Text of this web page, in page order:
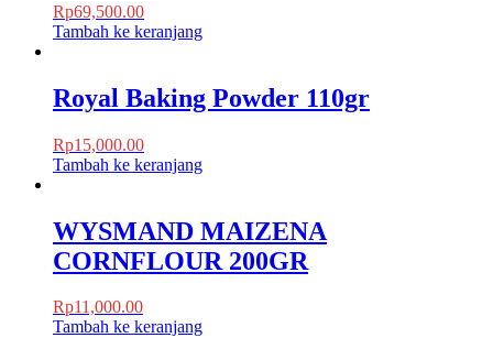
Rp69,500.00
Tambah ke keranjang
Royal Baking Powder 110gr
Rp15,000.00
Tambah ke keranjang
WYSMAND MAIZENA
CORNFLOUR 200GR
Rp11,000.00
Tambah ke keranjang